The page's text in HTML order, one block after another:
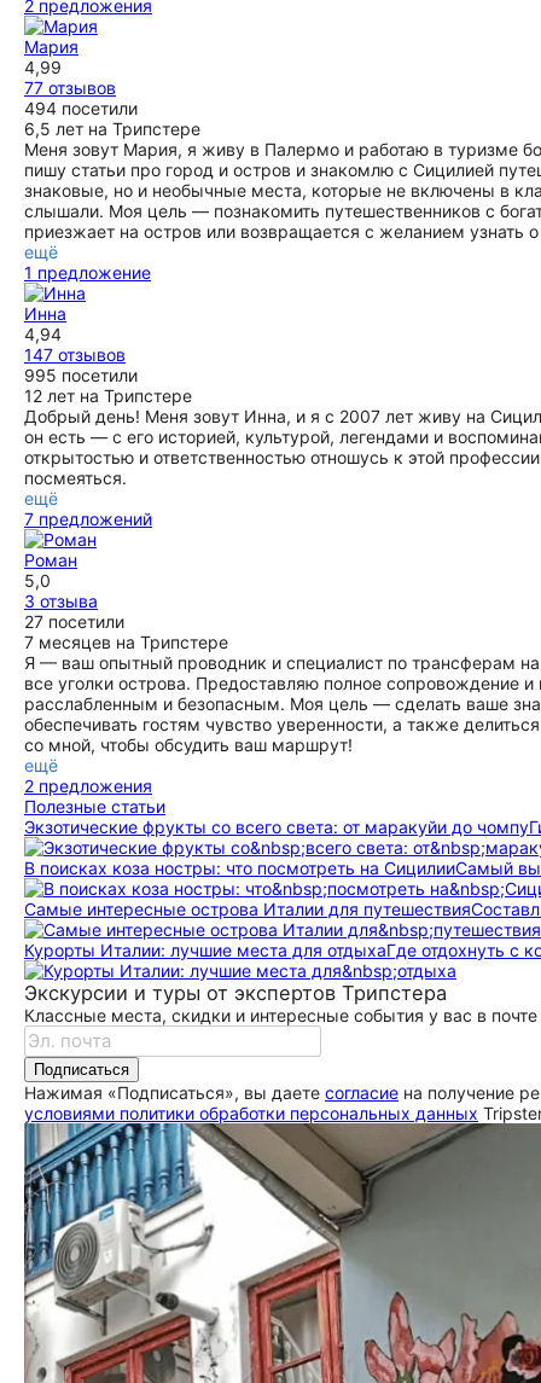
2 предложения
Мария
4,99
77 отзывов
494 посетили
6,5 лет на Трипстере
Меня зовут Мария, я живу в Палермо и работаю в туризме
пишу статьи про город и остров и знакомлю с Сицилией
знаковые, но и необычные места, которые не включены в
слышали. Моя цель — познакомить путешественников с
приезжает на остров или возвращается с желанием узнать
ещё
1 предложение
Инна
4,94
147 отзывов
995 посетили
12 лет на Трипстере
Добрый день! Меня зовут Инна, и я с 2007 лет живу на
он есть — с его историей, культурой, легендами и
открытостью и ответственностью отношусь к этой
посмеяться.
ещё
7 предложений
Роман
5,0
3 отзыва
27 посетили
7 месяцев на Трипстере
Я — ваш опытный проводник и специалист по трансферам
все уголки острова. Предоставляю полное сопровождение
расслабленным и безопасным. Моя цель — сделать ваше
обеспечивать гостям чувство уверенности, а также
со мной, чтобы обсудить ваш маршрут!
ещё
2 предложения
Полезные статьи
Экзотические фрукты со всего света: от маракуйи до чомпу
В поисках коза ностры: что посмотреть на СицилииСамый
Самые интересные острова Италии для путешествия
Курорты Италии: лучшие места для отдыхаГде отдохнуть с
Экскурсии и туры от экспертов Трипстера
Классные места, скидки и интересные события у вас в почте
Подписаться
Нажимая «Подписаться», вы даете согласие на получение
условиями политики обработки персональных данных